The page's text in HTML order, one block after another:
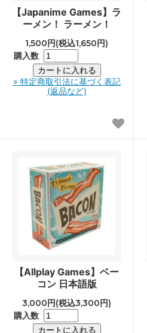
【Japanime Games】ラ
ーメン！ ラーメン！
1,500円(税込1,650円)
購入数
» 特定商取引法に基づく表記
(返品など)
【Allplay Games】ベー
コン 日本語版
3,000円(税込3,300円)
購入数